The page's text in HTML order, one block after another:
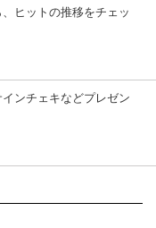
ヒットの推移をチェッ
ンチェキなどプレゼン